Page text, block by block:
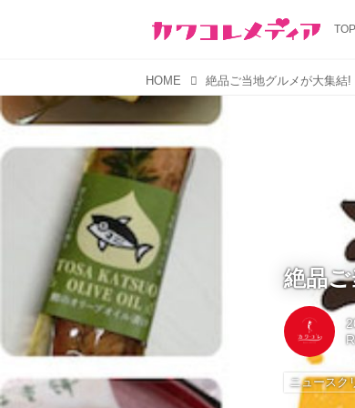
TOP
HOME 絶品ご当地グルメが大集結
絶品
ニュースク